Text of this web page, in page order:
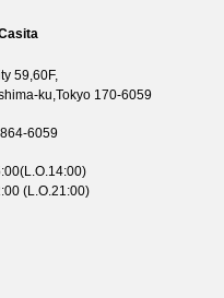
59,60F,
ku,Tokyo 170-6059
6059
(L.O.21:00)